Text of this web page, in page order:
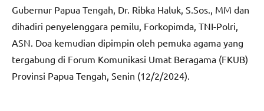
Gubernur Papua Tengah, Dr. Ribka Haluk, S.Sos., MM dan
dihadiri penyelenggara pemilu, Forkopimda, TNI-Polri,
ASN. Doa kemudian dipimpin oleh pemuka agama yang
tergabung di Forum Komunikasi Umat Beragama (FKUB)
Provinsi Papua Tengah, Senin (12/2/2024).